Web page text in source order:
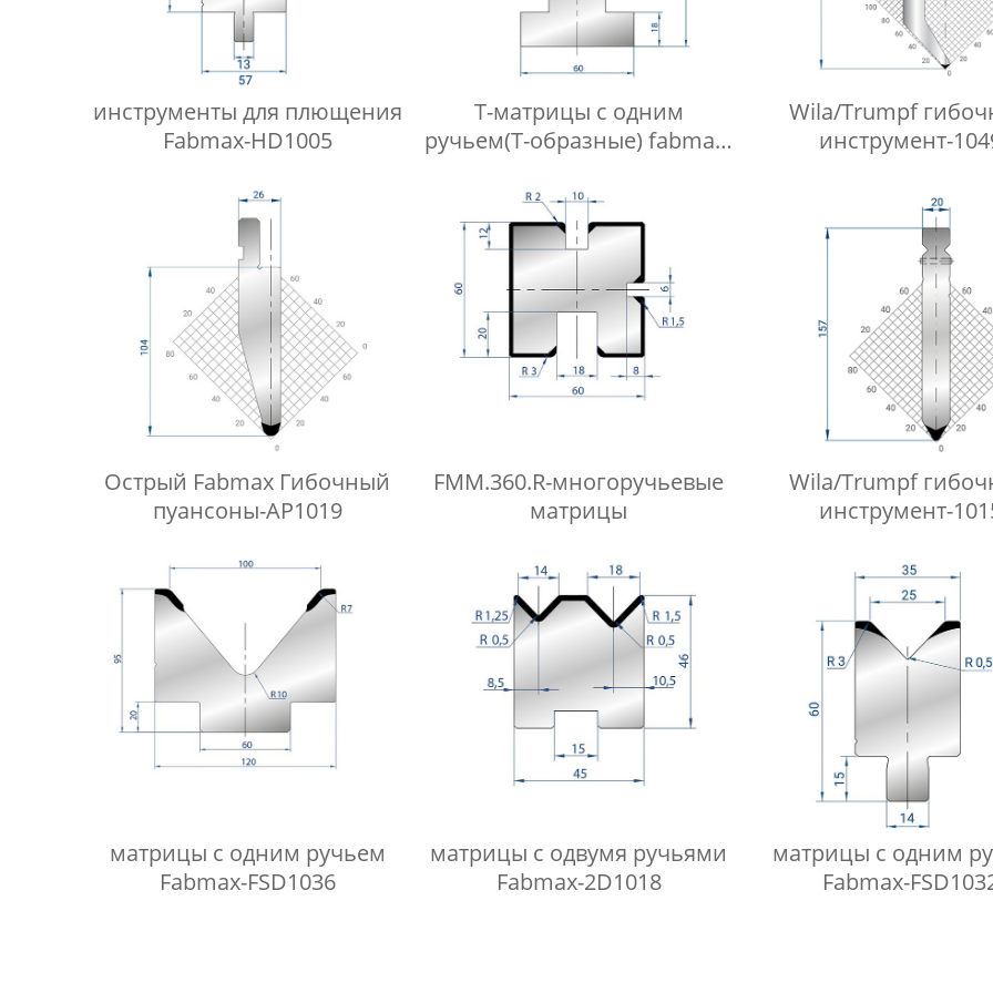
инструменты для плющения
Fabmax-HD1005
Т-матрицы с одним
ручьем(Т-образные) fabmax-
Wila/Trumpf
инструмент-
Острый Fabmax Гибочный
пуансоны-AP1019
FMM.360.R-многоручьевые
матрицы
Wila/Trumpf
инструмент-
матрицы с одним ручьем
Fabmax-FSD1036
матрицы с одвумя ручьями
Fabmax-2D1018
матрицы с одним
Fabmax-